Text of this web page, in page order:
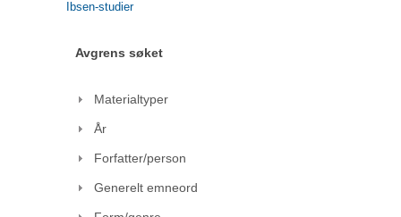
Ibsen-studier
Avgrens søket
Materialtyper
År
Forfatter/person
Generelt emneord